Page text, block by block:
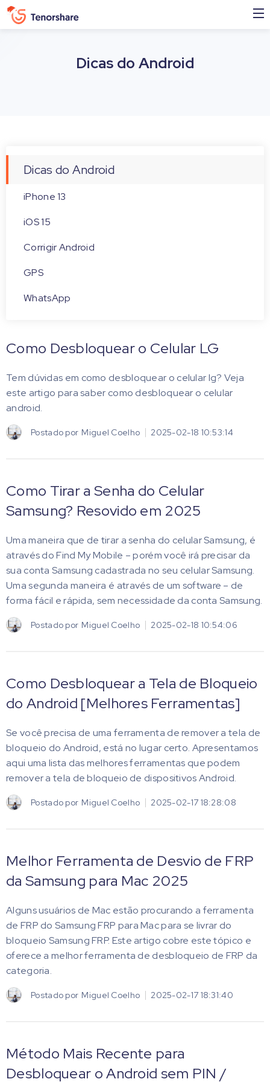
Dicas do Android
Dicas do Android
iPhone 13
iOS 15
Corrigir Android
GPS
WhatsApp
Como Desbloquear o Celular LG
Tem dúvidas em como desbloquear o celular lg? Veja
este artigo para saber como desbloquear o celular
android.
Postado por Miguel Coelho 2025-02-18 10:53:14
Como Tirar a Senha do Celular
Samsung? Resovido em 2025
Uma maneira que de tirar a senha do celular Samsung, é
através do Find My Mobile – porém você irá precisar da
sua conta Samsung cadastrada no seu celular Samsung.
Uma segunda maneira é através de um software – de
forma fácil e rápida, sem necessidade da conta Samsung.
Postado por Miguel Coelho 2025-02-18 10:54:06
Como Desbloquear a Tela de Bloqueio
do Android [Melhores Ferramentas]
Se você precisa de uma ferramenta de remover a tela de
bloqueio do Android, está no lugar certo. Apresentamos
aqui uma lista das melhores ferramentas que podem
remover a tela de bloqueio de dispositivos Android.
Postado por Miguel Coelho 2025-02-17 18:28:08
Melhor Ferramenta de Desvio de FRP
da Samsung para Mac 2025
Alguns usuários de Mac estão procurando a ferramenta
de FRP do Samsung FRP para Mac para se livrar do
bloqueio Samsung FRP. Este artigo cobre este tópico e
oferece a melhor ferramenta de desbloqueio de FRP da
categoria.
Postado por Miguel Coelho 2025-02-17 18:31:40
Método Mais Recente para
Desbloquear o Android sem PIN /